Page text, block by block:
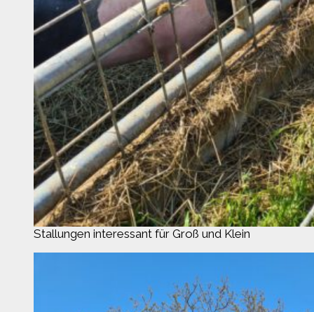
Stallungen interessant für Groß und Klein